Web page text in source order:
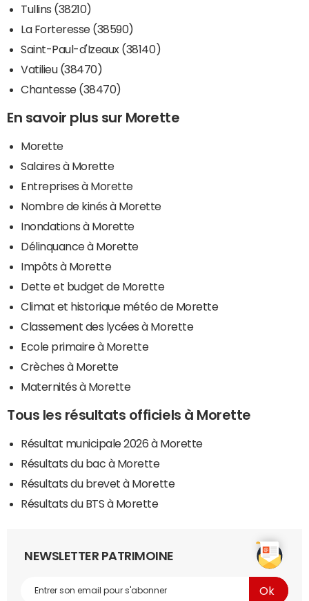
Tullins (38210)
La Forteresse (38590)
Saint-Paul-d'Izeaux (38140)
Vatilieu (38470)
Chantesse (38470)
En savoir plus sur Morette
Morette
Salaires à Morette
Entreprises à Morette
Nombre de kinés à Morette
Inondations à Morette
Délinquance à Morette
Impôts à Morette
Dette et budget de Morette
Climat et historique météo de Morette
Classement des lycées à Morette
Ecole primaire à Morette
Crèches à Morette
Maternités à Morette
Tous les résultats officiels à Morette
Résultat municipale 2026 à Morette
Résultats du bac à Morette
Résultats du brevet à Morette
Résultats du BTS à Morette
NEWSLETTER PATRIMOINE